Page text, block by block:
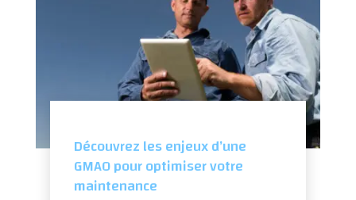
Découvrez les enjeux d’une
GMAO pour optimiser votre
maintenance